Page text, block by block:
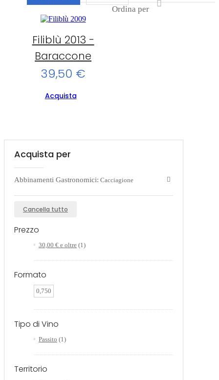
Ordina per
Filiblù 2013 -
Baraccone
39,50 €
Acquista
Acquista per
Abbinamenti Gastronomici: Cacciagione
Cancella tutto
Prezzo
30,00 € e oltre (1)
Formato
0,750
Tipo di Vino
Passito (1)
Territorio